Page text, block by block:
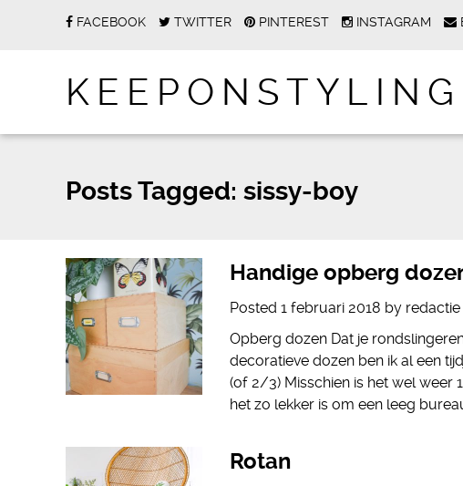
FACEBOOK TWITTER PINTEREST INSTAGRAM
KEEPONSTYLING
Posts Tagged: sissy-boy
Handige opberg
Posted 1 februari 2018 by redactie
Opberg dozen Dat je
decoratieve dozen ben ik al een
(of 2/3) Misschien is het wel weer
het zo lekker is om een leeg
Rotan